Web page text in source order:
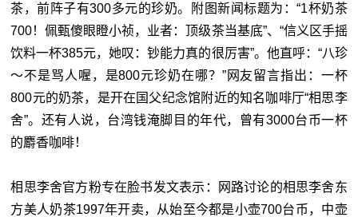
茶，前阵子有300多元的珍奶。附图新闻标题为：“1杯奶茶
700！佩甄傻眼瞪小祯，业者：顶级茶当基底”、“信义区手摇
饮料一杯385元，她叹：钞能力真的很厉害”。他直呼：“八珍
～不是骂人喔，是800元珍奶在哪？”网友留言指出：一杯
800元的奶茶，是开在国父纪念馆附近的知名咖啡厅“相思李
舍”。还有人说，台湾钱淹脚目的年代，曾有3000台币一杯
的麝香咖啡！
相思李舍官方粉专在脸书发文表示：网路讨论的相思李舍东
方美人奶茶1997年开卖，从始至今都是小壶700台币，中壶